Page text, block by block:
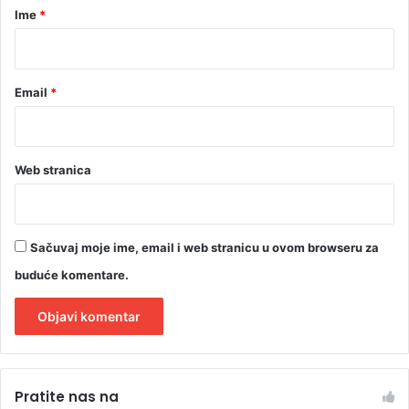
rIme *
Email *
Web stranica
Sačuvaj moje ime, email i web stranicu u ovom browseru za
buduće komentare.
tPratite nas na